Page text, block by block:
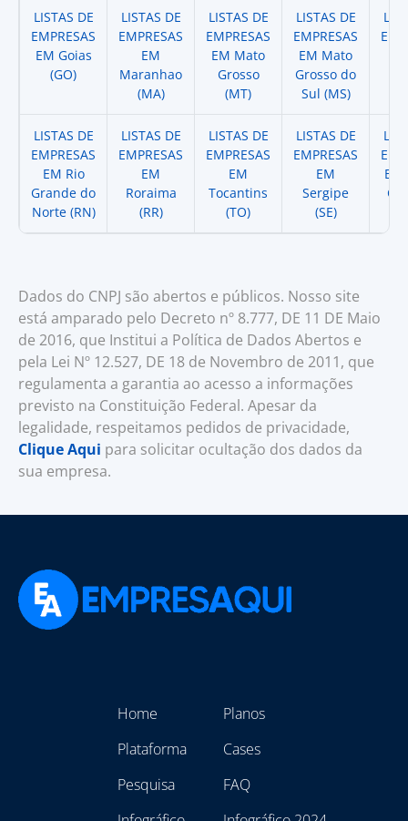
LISTAS DE
EMPRESAS
EM Goias
(GO)
LISTAS DE
EMPRESAS
EM
Maranhao
(MA)
LISTAS DE
EMPRESAS
EM Mato
Grosso
(MT)
LISTAS DE
EMPRESAS
EM Mato
Grosso do
Sul (MS)
LISTAS DE
EMPRESAS
EM Rio
Grande do
Norte (RN)
LISTAS DE
EMPRESAS
EM
Roraima
(RR)
LISTAS DE
EMPRESAS
EM
Tocantins
(TO)
LISTAS DE
EMPRESAS
EM
Sergipe
(SE)
EM
Dados do CNPJ são abertos e públicos. Nosso site
está amparado pelo Decreto nº 8.777, DE 11 DE Maio
de 2016, que Institui a Política de Dados Abertos e
pela Lei Nº 12.527, DE 18 de Novembro de 2011, que
regulamenta a garantia ao acesso a informações
previsto na Constituição Federal. Apesar da
legalidade, respeitamos pedidos de privacidade,
Clique Aqui para solicitar ocultação dos dados da
sua empresa.
Home
Plataforma
Pesquisa
Planos
Cases
FAQ